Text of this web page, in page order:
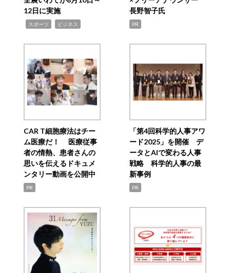
12日に実施
スポーツ ビジネス
長野智子氏
PR
CAR T細胞療法はチー
ム医療だ！ 医療従事
者の情熱、患者さんの
思いを伝えるドキュメ
ンタリー動画を公開中
PR
「第4回科学的人事アワ
ード2025」を開催 デ
ータとAIで変わる人事
戦略 科学的人事の最
新事例
PR